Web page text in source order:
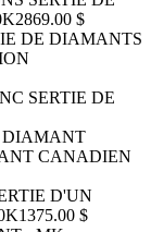
2869.00 $
SERTIE DE
D'UN
1375.00 $